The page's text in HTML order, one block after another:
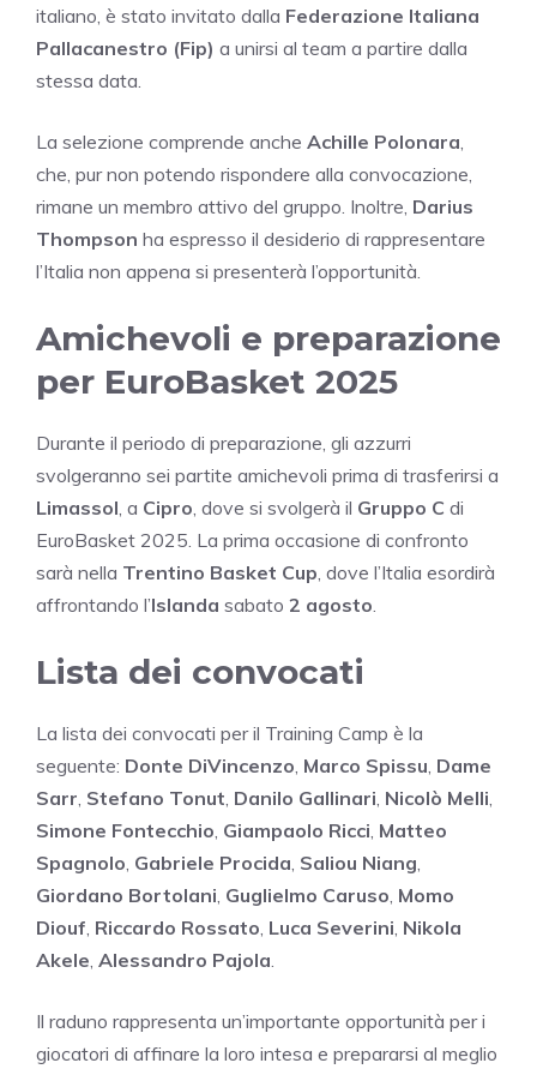
italiano, è stato invitato dalla Federazione Italiana
Pallacanestro (Fip) a unirsi al team a partire dalla
stessa data.
La selezione comprende anche Achille Polonara
che, pur non potendo rispondere alla convocazione,
rimane un membro attivo del gruppo. Inoltre, Darius
Thompson ha espresso il desiderio di rappresentare
l’Italia non appena si presenterà l’opportunità.
Amichevoli e preparazione
per EuroBasket 2025
Durante il periodo di preparazione, gli azzurri
svolgeranno sei partite amichevoli prima di trasferirsi a
Limassol , a Cipro , dove si svolgerà il Gruppo C di
EuroBasket 2025. La prima occasione di confronto
sarà nella Trentino Basket Cup , dove l’Italia esordirà
affrontando l’Islanda sabato 2 agosto
Lista dei convocati
La lista dei convocati per il Training Camp è la
seguente: Donte DiVincenzo Marco Spissu Dame
Sarr Stefano Tonut Danilo Gallinari Nicolò Melli
Simone Fontecchio Giampaolo Ricci Matteo
Spagnolo Gabriele Procida Saliou Niang
Giordano Bortolani Guglielmo Caruso Momo
Diouf Riccardo Rossato Luca Severini Nikola
Akele Alessandro Pajola
Il raduno rappresenta un’importante opportunità per i
giocatori di affinare la loro intesa e prepararsi al meglio